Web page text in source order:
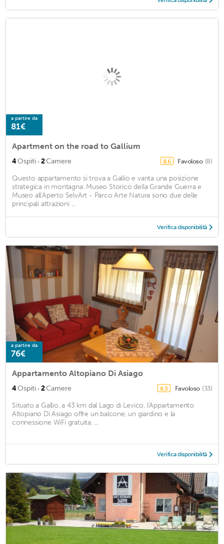
a partire da
81€
Apartment on the road to Gallium
4Ospiti · 2Camere 8,6 Favoloso (8)
Questo appartamento si trova a Gallio e vanta una posizione
strategica in montagna. Museo Storico della Grande Guerra e
Museo all'Aperto SelvArt - Parco Arte Natura sono due delle
principali attrazioni ...
Verifica disponibilità
a partire da
76€
Appartamento Altopiano Di Asiago
4Ospiti · 2Camere 8,3 Favoloso (33)
Situato a Gallio, a 43 km dal Lago di Levico, l'Appartamento
Altopiano Di Asiago offre un balcone, un giardino e la
connessione WiFi gratuita. ...
Verifica disponibilità